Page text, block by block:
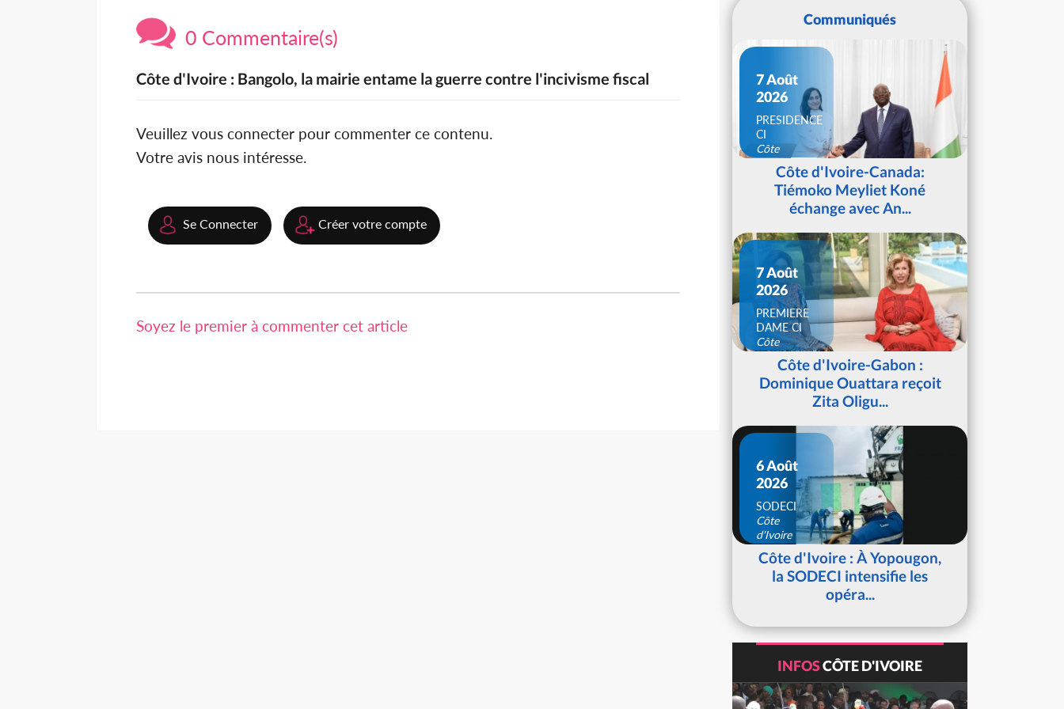
0 Commentaire(s)
Côte d'Ivoire : Bangolo, la mairie entame la guerre contre l'incivisme fiscal
Veuillez vous connecter pour commenter ce contenu.
Votre avis nous intéresse.
Se Connecter Créer votre compte
Soyez le premier à commenter cet article
Communiqués
7 Août
2026
PRESIDENCE
CI
Côte
d'IvoireCôte d'Ivoire-Canada:
Tiémoko Meyliet Koné
échange avec An...
7 Août
2026
PREMIERE
DAME CI
Côte
d'IvoireCôte d'Ivoire-Gabon :
Dominique Ouattara reçoit
Zita Oligu...
6 Août
2026
SODECI
Côte
d'Ivoire
Côte d'Ivoire : À Yopougon,
la SODECI intensifie les
opéra...
INFOSCÔTE D'IVOIRE